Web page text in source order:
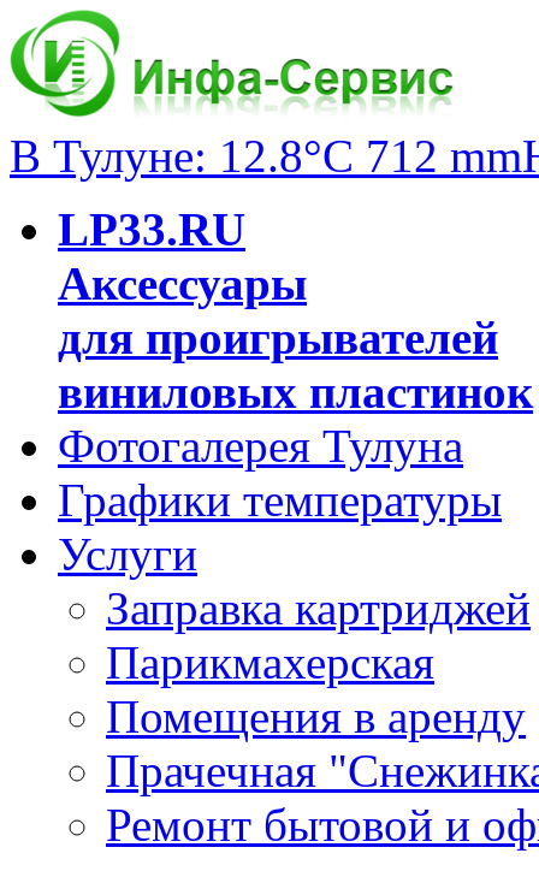
В Тулуне: 12.8°C 712
LP33.RU
Аксессуары
для проигрывателей
виниловых пластинок
Фотогалерея Тулуна
Графики температуры
Услуги
Заправка картриджей
Парикмахерская
Помещения в аренду
Прачечная
Ремонт бытовой и